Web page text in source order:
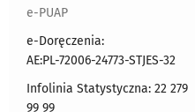
e-PUAP
e-Doręczenia:
AE:PL-72006-24773-STJES-32
Infolinia Statystyczna: 22 279
99 99